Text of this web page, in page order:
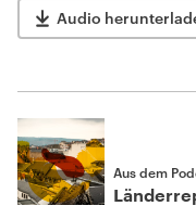
Audio
Aus dem